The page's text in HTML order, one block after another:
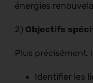
énergies
2) Objectifs
Plus précisément,
Identifier les